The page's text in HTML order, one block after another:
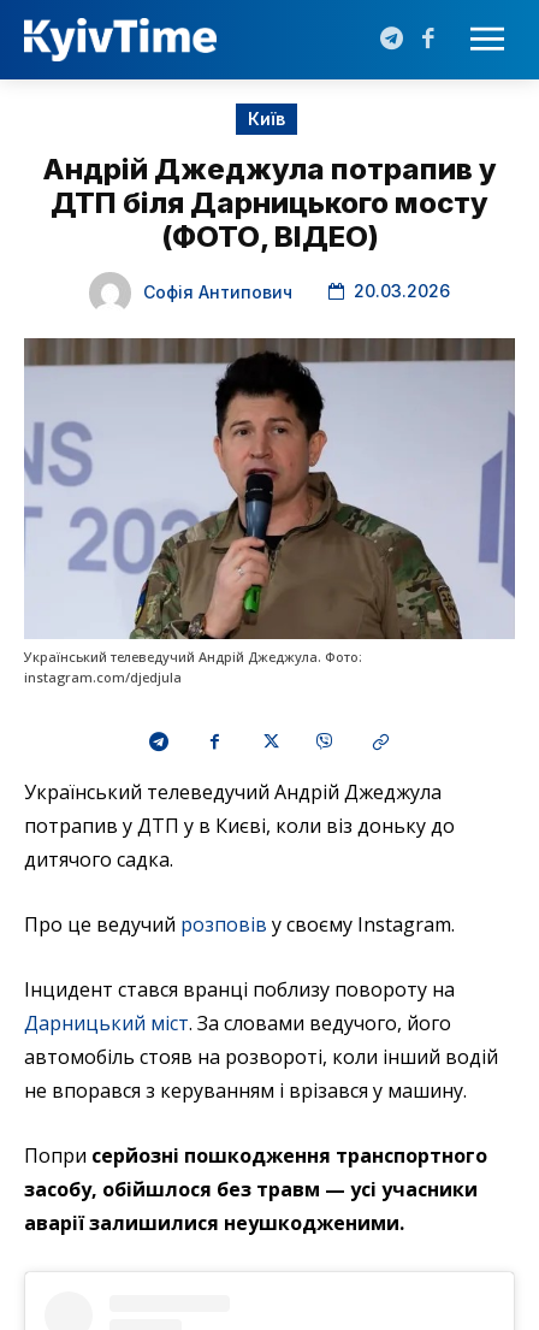
Київ
Андрій Джеджула потрапив у
ДТП біля Дарницького мосту
(ФОТО, ВІДЕО)
Софія Антипович 20.03.2026
Український телеведучий Андрій Джеджула. Фото:
instagram.com/djedjula
Український телеведучий Андрій Джеджула
потрапив у ДТП у в Києві, коли віз доньку до
дитячого садка.
Про це ведучий розповів у своєму Instagram.
Інцидент стався вранці поблизу повороту на
Дарницький міст. За словами ведучого, його
автомобіль стояв на розвороті, коли інший водій
не впорався з керуванням і врізався у машину.
Попри серйозні пошкодження транспортного
засобу, обійшлося без травм — усі учасники
аварії залишилися неушкодженими.